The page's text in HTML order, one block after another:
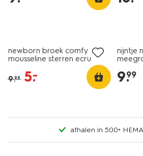
newborn broek comfy fit
mousseline sterren ecru
9.99 5.
–
nijntje
9.
99
afhalen in 500+